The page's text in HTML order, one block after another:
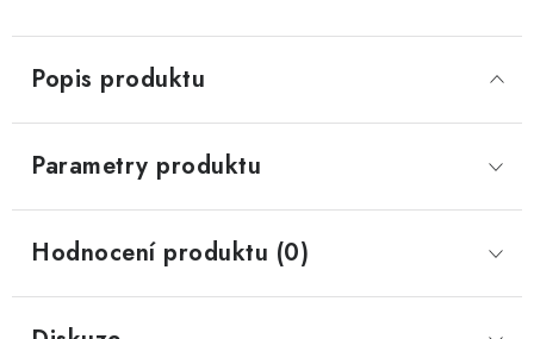
Popis produktu
Parametry produktu
Hodnocení produktu (0)